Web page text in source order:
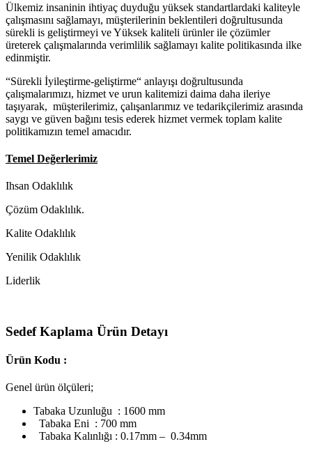
Ülkemiz insaninin ihtiyaç duyduğu yüksek standartlardaki kaliteyle
çalışmasını sağlamayı, müşterilerinin beklentileri doğrultusunda
sürekli is geliştirmeyi ve Yüksek kaliteli ürünler ile çözümler
üreterek çalışmalarında verimlilik sağlamayı kalite politikasında ilke
edinmiştir.
“Sürekli İyileştirme-geliştirme“ anlayışı doğrultusunda
çalışmalarımızı, hizmet ve urun kalitemizi daima daha ileriye
taşıyarak, müşterilerimiz, çalışanlarımız ve tedarikçilerimiz arasında
saygı ve güven bağını tesis ederek hizmet vermek toplam kalite
politikamızın temel amacıdır.
Temel Değerlerimiz
Ihsan Odaklılık
Çözüm Odaklılık.
Kalite Odaklılık
Yenilik Odaklılık
Liderlik
Sedef Kaplama Ürün Detayı
Ürün Kodu :
Genel ürün ölçüleri;
Tabaka Uzunluğu : 1600 mm
Tabaka Eni : 700 mm
Tabaka Kalınlığı : 0.17mm – 0.34mm